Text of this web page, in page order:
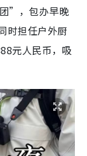
”，包办早晚
时担任户外厨
元人民币，吸